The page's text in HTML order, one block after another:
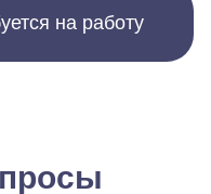
на работу